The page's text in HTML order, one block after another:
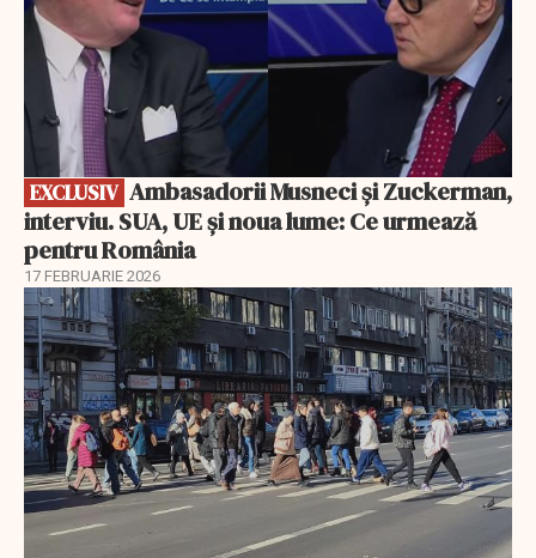
EXCLUSIV
interviu. SUA, UE și noua lume: Ce urmează
pentru România
17 FEBRUARIE 2026